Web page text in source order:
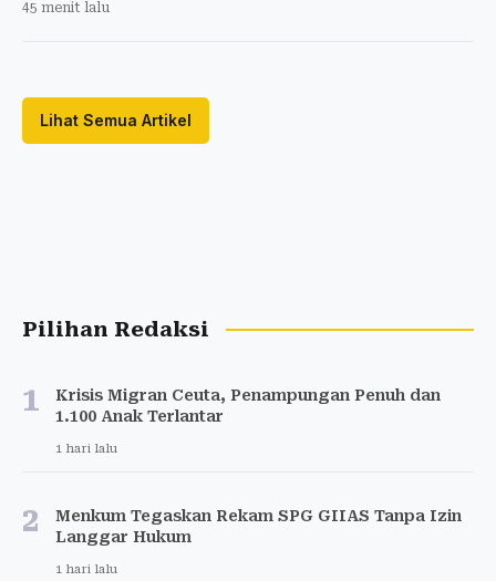
45 menit lalu
Lihat Semua Artikel
Pilihan Redaksi
1
Krisis Migran Ceuta, Penampungan Penuh dan
1.100 Anak Terlantar
1 hari lalu
2
Menkum Tegaskan Rekam SPG GIIAS Tanpa Izin
Langgar Hukum
1 hari lalu